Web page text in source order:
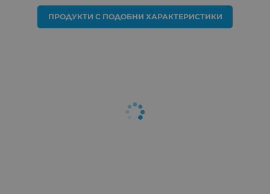
ПРОДУКТИ С ПОДОБНИ ХАРАКТЕРИСТИКИ